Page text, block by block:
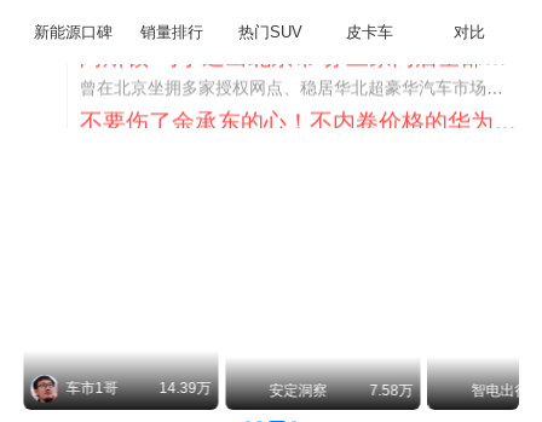
新能源口碑 销量排行 热门SUV 皮卡车 对比
纵观鸿蒙智行一路走来的发展路径，很难得地走出了一条和当下车市截然不同的道路：不靠降价走量、不参与低端价格厮杀，始终以技术迭代、架构创新、智能化体验升级、整车品质突破作为核心驱动力，稳步实现产品价值向上、品牌价格带稳步攀升。
智电出行 8.54万 智电出行 8.18万 智电出行